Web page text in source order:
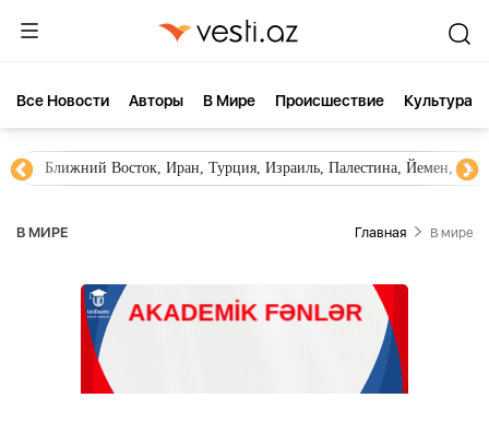
Все Новости Aвторы В Мире Происшествие Культура
Ближний Восток, Иран, Турция, Израиль, Палестина, Йемен,
В МИРЕ Главная В мире